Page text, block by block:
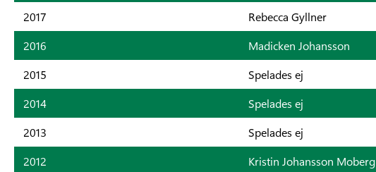
2017
Rebecca Gyllner
2016
Madicken Johansson
2015
Spelades ej
2014
Spelades ej
2013
Spelades ej
2012
Kristin Johansson Moberg